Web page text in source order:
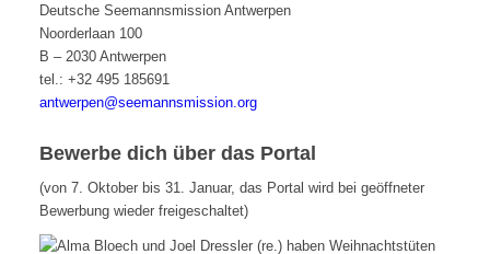
Deutsche Seemannsmission Antwerpen
Noorderlaan 100
B – 2030 Antwerpen
tel.: +32 495 185691
antwerpen@seemannsmission.org
Bewerbe dich über das Portal
(von 7. Oktober bis 31. Januar, das Portal wird bei geöffneter
Bewerbung wieder freigeschaltet)